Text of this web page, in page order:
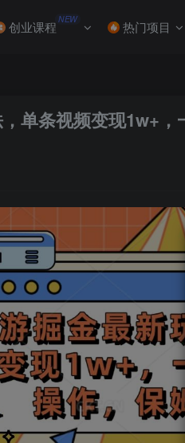
创业课程 NEW 热门项目
单条视频变现1w+